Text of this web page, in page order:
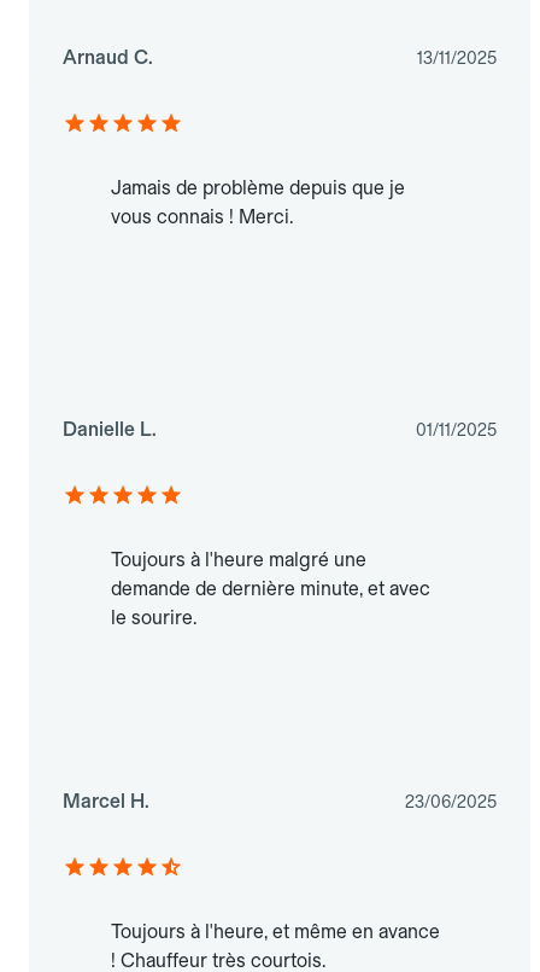
Arnaud C. 13/11/2025
Jamais de problème depuis que je
vous connais ! Merci.
Danielle L. 01/11/2025
Toujours à l'heure malgré une
demande de dernière minute, et avec
le sourire.
Marcel H. 23/06/2025
Toujours à l'heure, et même en avance
! Chauffeur très courtois.